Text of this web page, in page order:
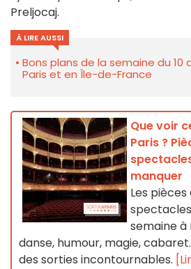
Preljocaj.
À LIRE AUSSI
Bons plans de la semaine du 10
Paris et en Île-de-France
Que voir
Paris ?
manquer
Les
semaine à
danse, humour, magie,
des sorties incontournables.